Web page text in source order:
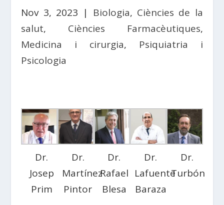
Nov 3, 2023 | Biologia, Ciències de la
salut, Ciències Farmacèutiques,
Medicina i cirurgia, Psiquiatria i
Psicologia
Dr.
Josep
Prim
Dr.
Martínez
Pintor
Dr.
Rafael
Blesa
Dr.
Lafuente
Baraza
Dr.
Turbón